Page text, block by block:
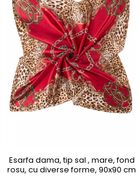
Esarfa dama, tip sal , mare, fond
rosu, cu diverse forme, 90x90 cm